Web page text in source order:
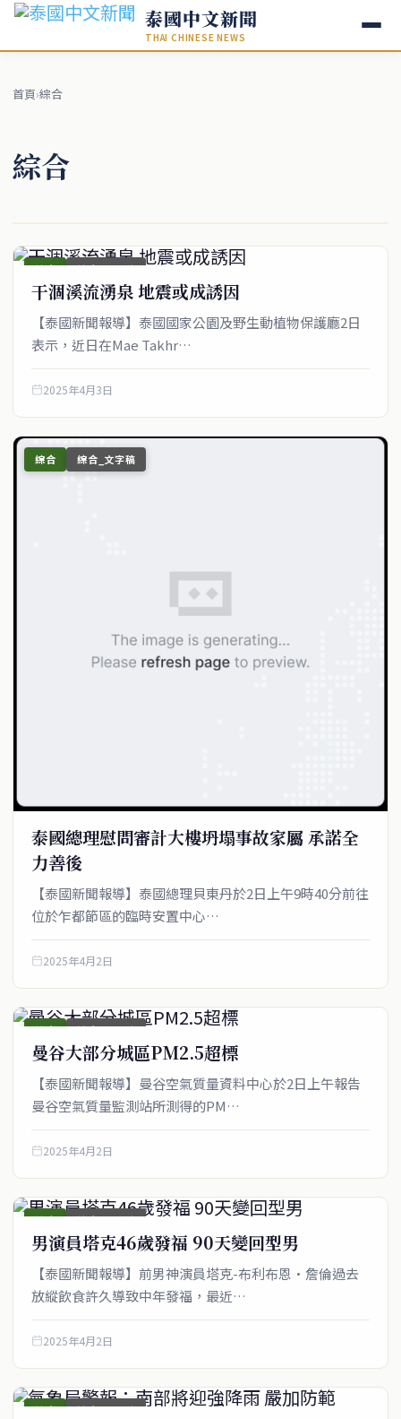
泰國中文新聞
THAI CHINESE NEWS
首頁›綜合
綜合
綜合 綜合_圖文稿
干涸溪流湧泉 地震或成誘因
【泰國新聞報導】泰國國家公園及野生動植物保護廳2日
表示，近日在Mae Takhr…
2025年4月3日
綜合 綜合_文字稿
泰國總理慰問審計大樓坍塌事故家屬 承諾全
力善後
【泰國新聞報導】泰國總理貝東丹於2日上午9時40分前往
位於乍都節區的臨時安置中心…
2025年4月2日
綜合 綜合_圖文稿
曼谷大部分城區PM2.5超標
【泰國新聞報導】曼谷空氣質量資料中心於2日上午報告
曼谷空氣質量監測站所測得的PM…
2025年4月2日
綜合 綜合_圖文稿
男演員塔克46歲發福 90天變回型男
【泰國新聞報導】前男神演員塔克-布利布恩·詹倫過去
放縱飲食許久導致中年發福，最近…
2025年4月2日
綜合 綜合_圖文稿